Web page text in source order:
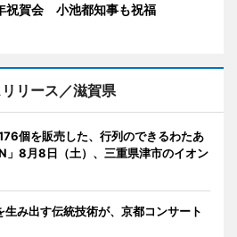
祝賀会 小池都知事も祝福
リース／滋賀県
個を販売した、行列のできるわたあ
」8月8日（土）、三重県津市のイオン
み出す伝統技術が、京都コンサート